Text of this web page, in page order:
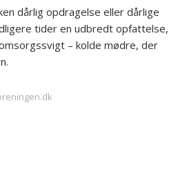
dårlig opdragelse eller dårlige
tider en udbredt opfattelse,
– kolde mødre, der